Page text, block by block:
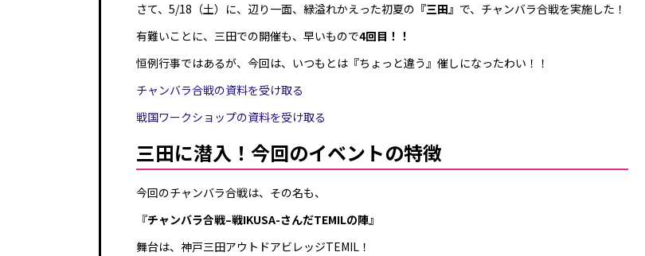
さて、5/18（土）に、辺り一面、緑溢れかえった初夏の 『三田』 で、チャンバラ合戦を実施した！
有難いことに、三田での開催も、早いもので4回目！！
恒例行事ではあるが、今回は、いつもとは『ちょっと違う』催しになったわい！！
チャンバラ合戦の資料を受け取る
戦国ワークショップの資料を受け取る
三田に潜入！今回のイベントの特徴
今回のチャンバラ合戦は、その名も、
『チャンバラ合戦–戦IKUSA-さんだTEMILの陣』
舞台は、神戸三田アウトドアビレッジTEMIL！